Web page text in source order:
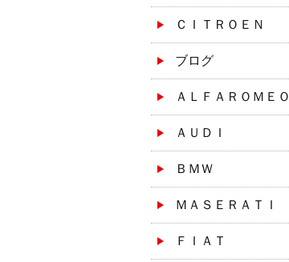
ＣＩＴＲＯＥＮ
ブログ
ＡＬＦＡＲＯＭＥＯ
ＡＵＤＩ
ＢＭＷ
ＭＡＳＥＲＡＴＩ
ＦＩＡＴ